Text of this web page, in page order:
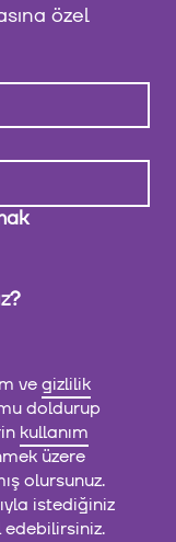
özel
vegizlilik
doldurup
kullanım
üzere
olursunuz.
istediğiniz